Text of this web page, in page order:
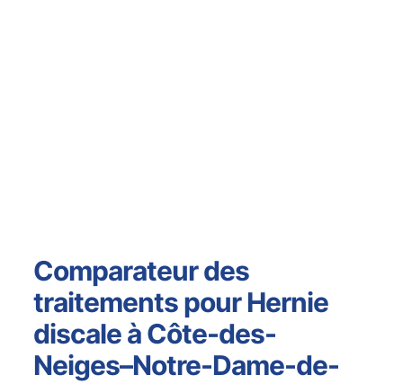
Comparateur des
traitements pour Hernie
discale à Côte-des-
Neiges–Notre-Dame-de-